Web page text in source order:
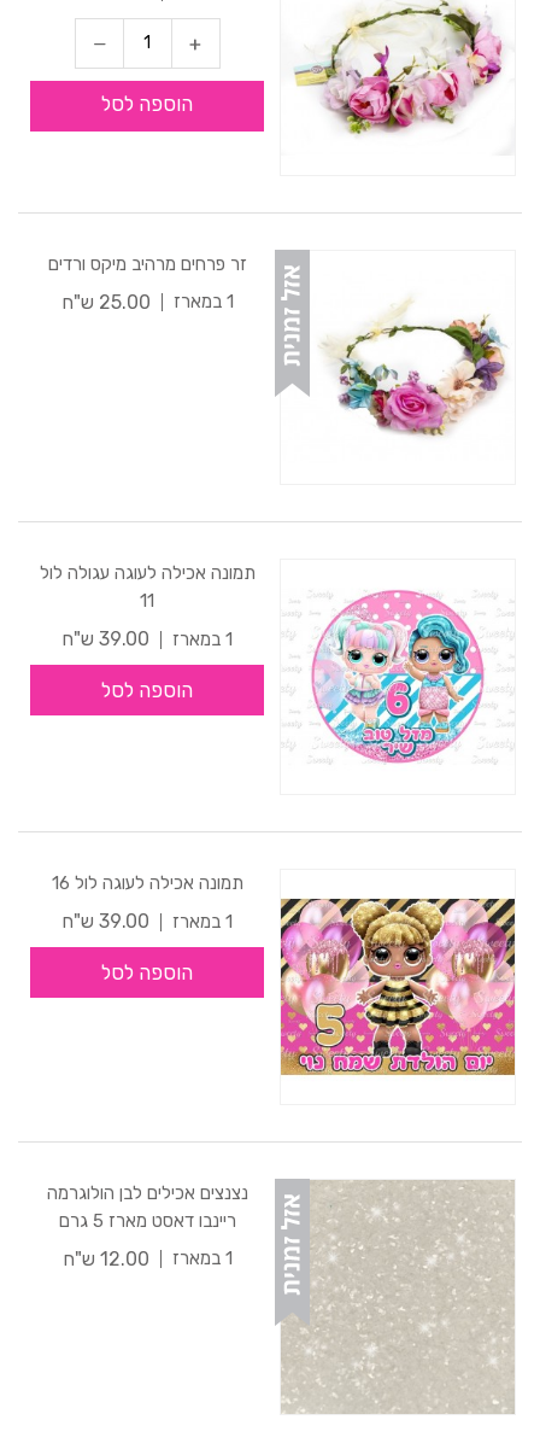
הוספה לסל
זר פרחים מרהיב מיקס ורדים
1 במארז
25.00 ש"ח
תמונה אכילה לעוגה עגולה לול
11
1 במארז
39.00 ש"ח
הוספה לסל
תמונה אכילה לעוגה לול 16
1 במארז
39.00 ש"ח
הוספה לסל
נצנצים אכילים לבן הולוגרמה
ריינבו דאסט מארז 5 גרם
1 במארז
12.00 ש"ח